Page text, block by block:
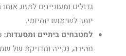
גדולים ומעוניינים למזוג
יותר לשימוש יומיומי.
למטבחים ביתיים ומסעדות:
מהירה, נקייה ומדויקת של